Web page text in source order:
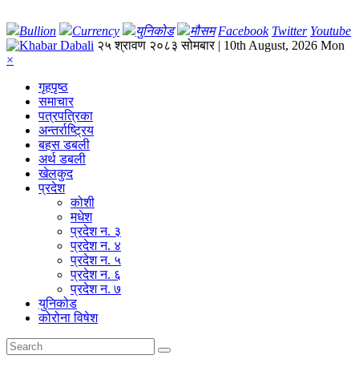
Bullion Currency युनिकोड मौसम Facebook Twitter Youtube
२५ श्रावण २०८३ सोमबार | 10th August, 2026 Mon
×
गृहपृष्‍ठ
समाचार
पत्रपत्रिका
अन्तर्राष्ट्रिय
बहस डबली
अर्थ डबली
खेलकुद
प्रदेश
कोशी
मधेश
प्रदेश न. ३
प्रदेश न. ४
प्रदेश न. ५
प्रदेश न. ६
प्रदेश न. ७
युनिकोड
कोरोना विषेश